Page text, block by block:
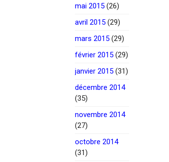
mai 2015 (26)
avril 2015 (29)
mars 2015 (29)
février 2015 (29)
janvier 2015 (31)
décembre 2014
(35)
novembre 2014
(27)
octobre 2014
(31)